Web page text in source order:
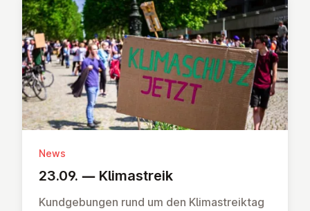
News
23.09. — Kli­mas­treik
Kundgebungen rund um den Klimastreiktag